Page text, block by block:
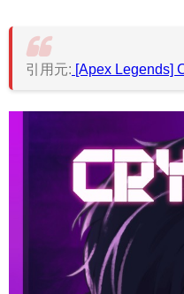
引用元: [Apex Legends]